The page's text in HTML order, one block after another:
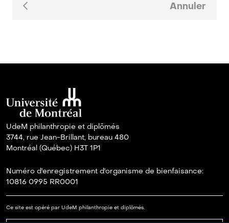
Annuler
UdeM philanthropie et diplômés
3744, rue Jean-Brillant, bureau 480
Montréal (Québec) H3T 1P1
Numéro d'enregistrement d'organisme de bienfaisance:
10816 0995 RR0001
Ce site est opéré par UdeM philanthropie et diplômés.